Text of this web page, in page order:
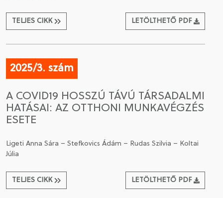
TELJES CIKK LETÖLTHETŐ PDF
2025/3. szám
A COVID19 HOSSZÚ TÁVÚ TÁRSADALMI
HATÁSAI: AZ OTTHONI MUNKAVÉGZÉS
ESETE
Ligeti Anna Sára – Stefkovics Ádám – Rudas Szilvia – Koltai
Júlia
TELJES CIKK LETÖLTHETŐ PDF